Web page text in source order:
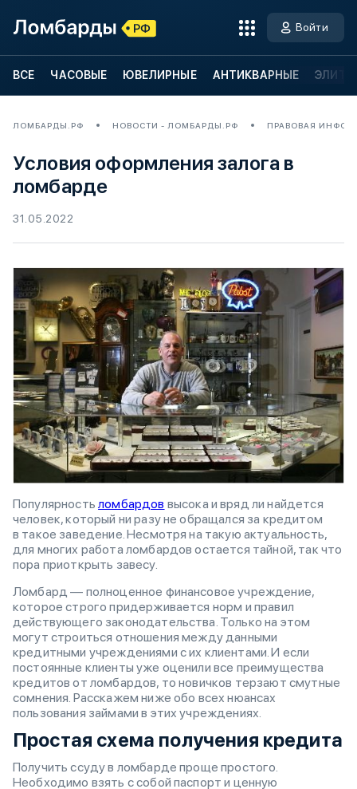
Войти
ВСЕ ЧАСОВЫЕ ЮВЕЛИРНЫЕ АНТИКВАРНЫЕ
ЛОМБАРДЫ.РФ НОВОСТИ - ЛОМБАРДЫ.РФ ПРАВОВАЯ
Условия оформления залога в
ломбарде
31.05.2022
Популярностьломбардов высока и вряд ли найдется
человек, который ни разу не обращался за кредитом
в такое заведение. Несмотря на такую актуальность,
для многих работа ломбардов остается тайной, так что
пора приоткрыть завесу.
Ломбард — полноценное финансовое учреждение,
которое строго придерживается норм и правил
действующего законодательства. Только на этом
могут строиться отношения между данными
кредитными учреждениями с их клиентами. И если
постоянные клиенты уже оценили все преимущества
кредитов от ломбардов, то новичков терзают смутные
сомнения. Расскажем ниже обо всех нюансах
пользования займами в этих учреждениях.
Простая схема получения кредита
Получить ссуду в ломбарде проще простого.
Необходимо взять с собой паспорт и ценную